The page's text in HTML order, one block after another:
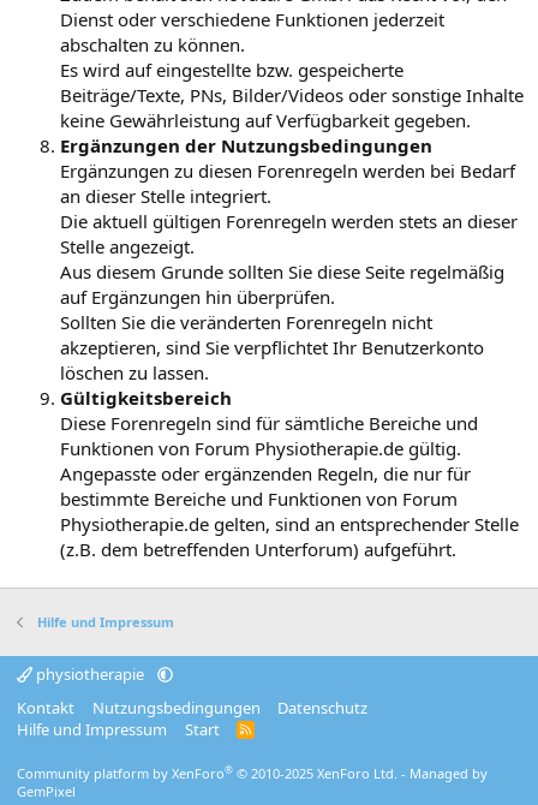
Dienst oder verschiedene Funktionen jederzeit
abschalten zu können.
Es wird auf eingestellte bzw. gespeicherte
Beiträge/Texte, PNs, Bilder/Videos oder sonstige Inhalte
keine Gewährleistung auf Verfügbarkeit gegeben.
Ergänzungen der Nutzungsbedingungen
Ergänzungen zu diesen Forenregeln werden bei Bedarf
an dieser Stelle integriert.
Die aktuell gültigen Forenregeln werden stets an dieser
Stelle angezeigt.
Aus diesem Grunde sollten Sie diese Seite regelmäßig
auf Ergänzungen hin überprüfen.
Sollten Sie die veränderten Forenregeln nicht
akzeptieren, sind Sie verpflichtet Ihr Benutzerkonto
löschen zu lassen.
Gültigkeitsbereich
Diese Forenregeln sind für sämtliche Bereiche und
Funktionen von Forum Physiotherapie.de gültig.
Angepasste oder ergänzenden Regeln, die nur für
bestimmte Bereiche und Funktionen von Forum
Physiotherapie.de gelten, sind an entsprechender Stelle
(z.B. dem betreffenden Unterforum) aufgeführt.
Hilfe und Impressum
physiotherapie
Kontakt
Nutzungsbedingungen
Datenschutz
Hilfe und Impressum
Start
R
Community platform by XenForo® © 2010-2025 XenForo Ltd. - Managed by
GemPixel